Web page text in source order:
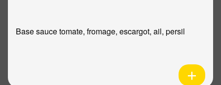
Base sauce tomate, fromage, escargot, ail, persil